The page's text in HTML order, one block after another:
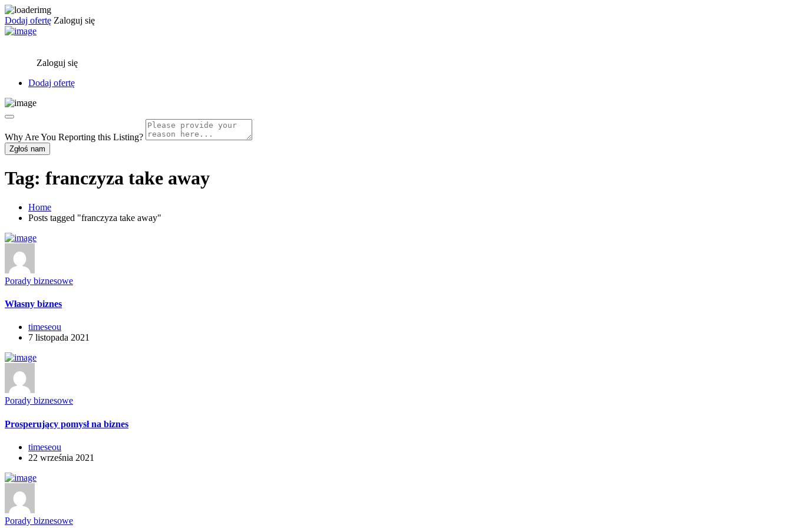
Dodaj ofertę Zaloguj się
Zaloguj się
Dodaj ofertę
Why Are You Reporting this Listing?
Zgłoś nam
Tag: franczyza take away
Home
Posts tagged "franczyza take away"
Porady biznesowe
Własny biznes
timeseou
7 listopada 2021
Porady biznesowe
Prosperujący pomysł na biznes
timeseou
22 września 2021
Porady biznesowe